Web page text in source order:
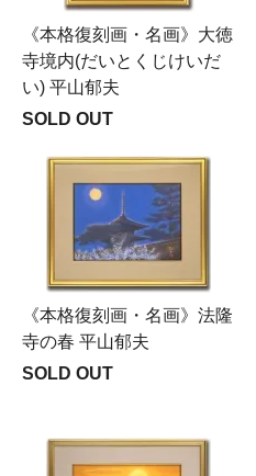
《本格復刻画・名画》大徳
寺境内(だいとくじけいだ
い) 平山郁夫
SOLD OUT
《本格復刻画・名画》法隆
寺の春 平山郁夫
SOLD OUT